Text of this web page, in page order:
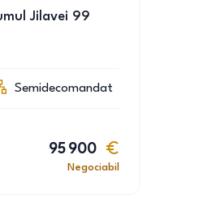
Jilavei 99
Semidecomandat
95 900
Negociabil